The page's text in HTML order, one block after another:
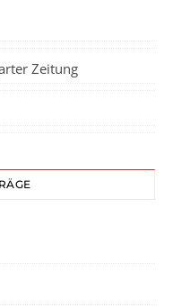
Zeitung